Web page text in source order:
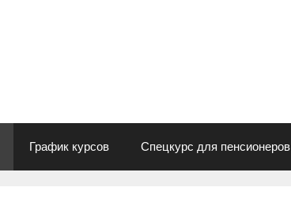
График курсов Спецкурс для пенсионеров